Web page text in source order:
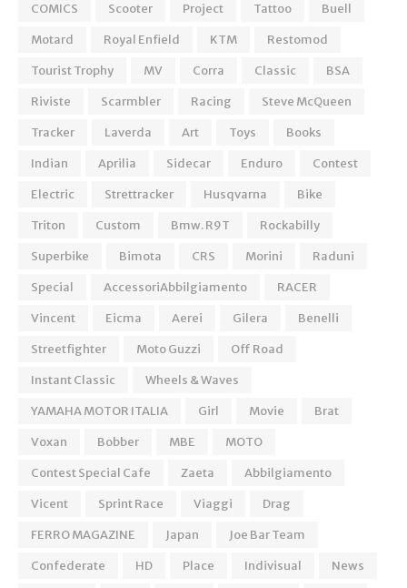
COMICS
Scooter Project Tattoo
Buell
Motard
Royal Enfield KTM
Restomod
Tourist Trophy
MV Corra Classic
BSA
Riviste
Scarmbler Racing
Steve McQueen
Tracker
Laverda Art Toys
Books
Indian
Aprilia Sidecar Enduro
Contest
Electric
Strettracker Husqvarna
Bike
Triton
Custom Bmw. R9T
Rockabilly
Superbike
Bimota CRS Morini
Raduni
Special
AccessoriAbbilgiamento
RACER
Vincent
Eicma Aerei Gilera
Benelli
Streetfighter
Moto Guzzi
Off Road
Instant Classic
Wheels & Waves
YAMAHA MOTOR ITALIA
Girl Movie
Brat
Voxan
Bobber MBE
MOTO
Contest Special Cafe
Zaeta
Abbilgiamento
Vicent
Sprint Race Viaggi
Drag
FERRO MAGAZINE
Japan
Joe Bar Team
Confederate
HD Place Indivisual
News